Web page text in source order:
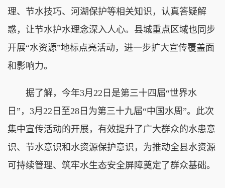
理、节水技巧、河湖保护等相关知识，认真答疑解
惑，让节水护水理念深入人心。县城重点区域也同步
开展“水资源”地标点亮活动，进一步扩大宣传覆盖面
和影响力。
据了解，今年3月22日是第三十四届“世界水
日”，3月22日至28日为第三十九届“中国水周”。此次
集中宣传活动的开展，有效提升了广大群众的水患意
识、节水意识和水资源保护意识，为推动全县水资源
可持续管理、筑牢水生态安全屏障奠定了群众基础。